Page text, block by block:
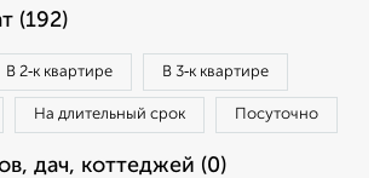
(192)
В 2‑к квартире В 3‑к квартире
На длительный срок Посуточно
дач, коттеджей (0)